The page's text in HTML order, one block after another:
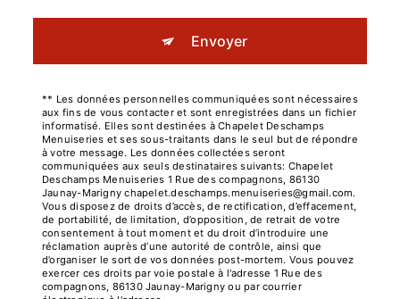
Envoyer
** Les données personnelles communiquées sont nécessaires
aux fins de vous contacter et sont enregistrées dans un fichier
informatisé. Elles sont destinées à Chapelet Deschamps
Menuiseries et ses sous-traitants dans le seul but de répondre
à votre message. Les données collectées seront
communiquées aux seuls destinataires suivants: Chapelet
Deschamps Menuiseries 1 Rue des compagnons, 86130
Jaunay-Marigny chapelet.deschamps.menuiseries@gmail.com.
Vous disposez de droits d’accès, de rectification, d’effacement,
de portabilité, de limitation, d’opposition, de retrait de votre
consentement à tout moment et du droit d’introduire une
réclamation auprès d’une autorité de contrôle, ainsi que
d’organiser le sort de vos données post-mortem. Vous pouvez
exercer ces droits par voie postale à l'adresse 1 Rue des
compagnons, 86130 Jaunay-Marigny ou par courrier